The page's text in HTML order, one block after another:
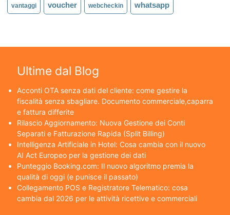
vantaggi voucher webcheckin whatsapp
Ultime dal Blog
Acconti OTA senza dati del cliente: come gestire la
fiscalità senza sbagliare. Documento commerciale,caparra
e fattura differite
Rilascio Aggiornamento: Nuova Gestione dei Conti
Separati e Fatturazione Rapida (Split Billing)
Intelligenza Artificiale in Hotel: Cosa cambia con il nuovo
AI Act Europeo per la gestione dei dati
Punteggio Booking.com: Il nuovo algoritmo premia la
qualità di oggi (e punisce il passato)
Collegamento POS e Registratore Telematico: cosa
cambia dal 2026 per le attività ricettive e commerciali